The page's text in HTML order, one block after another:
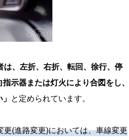
、左折、右折、転回、徐行、停
示器または灯火により合図をし、
と定められています。
更(進路変更)においては、車線変更